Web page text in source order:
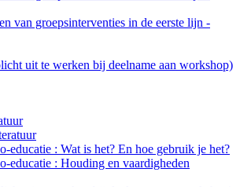
van groepsinterventies in de eerste lijn -
uit te werken bij deelname aan workshop)
educatie : Wat is het? En hoe gebruik je het?
educatie : Houding en vaardigheden